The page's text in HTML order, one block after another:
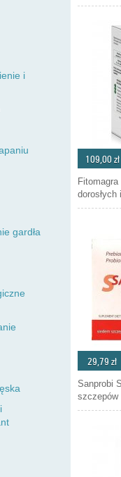
i
gardła
109,00 zł
29,79 zł
Sanprobi
szczepów